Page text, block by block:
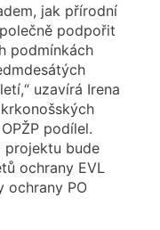
jak přírodní
podpořit
podmínkách
uzavírá Irena
podílel.
projektu bude
ochrany EVL
ochrany PO